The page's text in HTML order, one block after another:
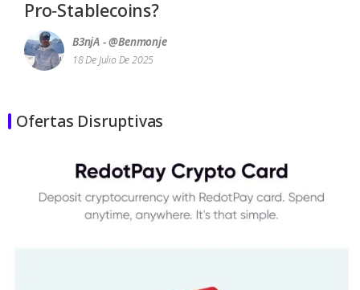
Pro‑Stablecoins?
B3njA - @benmonje
18 De Julio De 2025
Ofertas Disruptivas